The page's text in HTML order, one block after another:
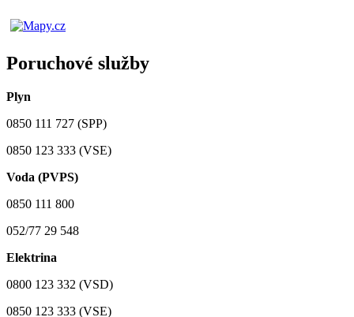
Poruchové služby
Plyn
0850 111 727 (SPP)
0850 123 333 (VSE)
Voda (PVPS)
0850 111 800
052/77 29 548
Elektrina
0800 123 332 (VSD)
0850 123 333 (VSE)